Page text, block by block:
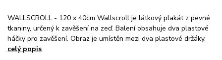
WALLSCROLL - 120 x 40cm Wallscroll je látkový plakát z pevné
tkaniny, určený k zavěšení na zeď. Balení obsahuje dva plastové
háčky pro zavěšení. Obraz je umístěn mezi dva plastové držáky.
celý popis